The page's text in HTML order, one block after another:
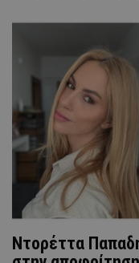
Ντορέττα